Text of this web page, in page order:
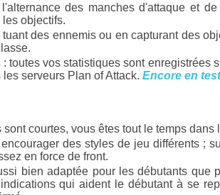
des manches d'attaque et
objectifs.
tuant des ennemis ou en capturant des
: toutes vos statistiques sont enregistrées
serveurs Plan of Attack. Encore en test
sont courtes, vous êtes tout le temps dans
des styles de jeu différents ;
en force de front.
bien adaptée pour les débutants que
qui aident le débutant à se